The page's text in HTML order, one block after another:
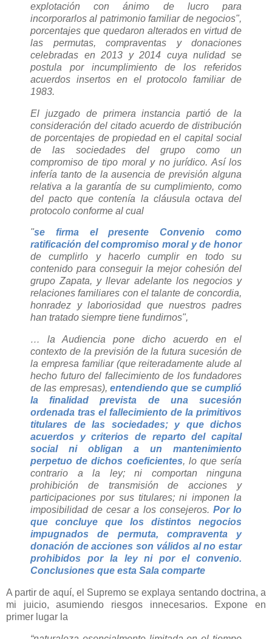
explotación con ánimo de lucro para
incorporarlos al patrimonio familiar de negocios",
porcentajes que quedaron alterados en virtud de
las permutas, compraventas y donaciones
celebradas en 2013 y 2014 cuya nulidad se
postula por incumplimiento de los referidos
acuerdos insertos en el protocolo familiar de
1983.
El juzgado de primera instancia partió de la
consideración del citado acuerdo de distribución
de porcentajes de propiedad en el capital social
de las sociedades del grupo como un
compromiso de tipo moral y no jurídico. Así los
infería tanto de la ausencia de previsión alguna
relativa a la garantía de su cumplimiento, como
del pacto que contenía la cláusula octava del
protocolo conforme al cual
"se firma el presente Convenio como
ratificación del compromiso moral y de honor
de cumplirlo y hacerlo cumplir en todo su
contenido para conseguir la mejor cohesión del
grupo Zapata, y llevar adelante los negocios y
relaciones familiares con el talante de concordia,
honradez y laboriosidad que nuestros padres
han tratado siempre tiene fundirnos",
… la Audiencia pone dicho acuerdo en el
contexto de la previsión de la futura sucesión de
la empresa familiar (que reiteradamente alude al
hecho futuro del fallecimiento de los fundadores
de las empresas), entendiendo que se cumplió
la finalidad prevista de una sucesión
ordenada tras el fallecimiento de la primitivos
titulares de las sociedades; y que dichos
acuerdos y criterios de reparto del capital
social ni obligan a un mantenimiento
perpetuo de dichos coeficientes, lo que sería
contrario a la ley; ni comportan ninguna
prohibición de transmisión de acciones y
participaciones por sus titulares; ni imponen la
imposibilidad de cesar a los consejeros. Por lo
que concluye que los distintos negocios
impugnados de permuta, compraventa y
donación de acciones son válidos al no estar
prohibidos por la ley ni por el convenio.
Conclusiones que esta Sala comparte
A partir de aquí, el Supremo se explaya sentando doctrina, a
mi juicio, asumiendo riesgos innecesarios. Expone en
primer lugar la